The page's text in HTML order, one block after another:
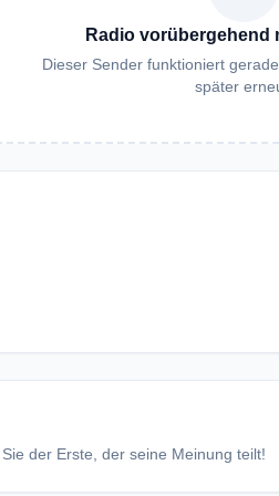
Radio vorübergehend
Dieser Sender funktioniert
später
der Erste, der seine Meinung teilt!